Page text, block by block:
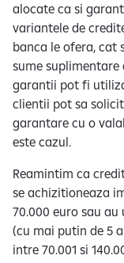
alocate ca si
variantele de
banca le ofera, cat
sume suplimentare
garantii pot fi
clientii pot sa
garantare cu o
este cazul.
Reamintim ca
se achizitioneaza
70.000 euro sau
(cu mai putin de 5
intre 70.001 si